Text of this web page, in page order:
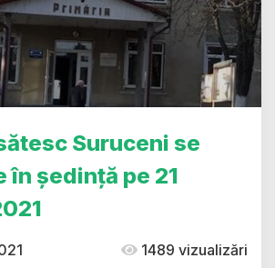
Suruceni se
ședință pe 21
1489 vizualizări